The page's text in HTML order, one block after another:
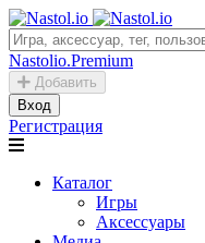
Nastolio.Premium
Добавить
Вход
Регистрация
Каталог
Игры
Аксессуары